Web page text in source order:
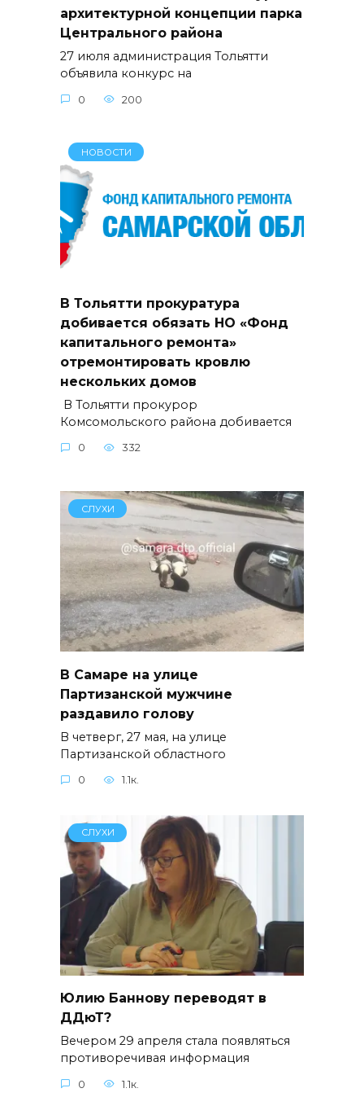
архитектурной концепции парка
Центрального района
27 июля администрация Тольятти
объявила конкурс на
0 200
НОВОСТИ
В Тольятти прокуратура
добивается обязать НО «Фонд
капитального ремонта»
отремонтировать кровлю
нескольких домов
В Тольятти прокурор
Комсомольского района добивается
0 332
СЛУХИ
В Самаре на улице
Партизанской мужчине
раздавило голову
В четверг, 27 мая, на улице
Партизанской областного
0 1.1к.
СЛУХИ
Юлию Баннову переводят в
ДДюТ?
Вечером 29 апреля стала появляться
противоречивая информация
0 1.1к.